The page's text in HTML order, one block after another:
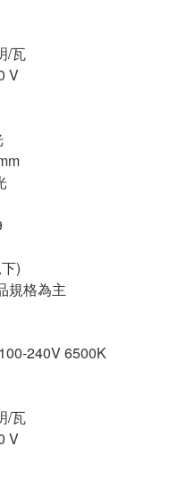
/瓦
V
)
規格為主
240V 6500K
/瓦
V